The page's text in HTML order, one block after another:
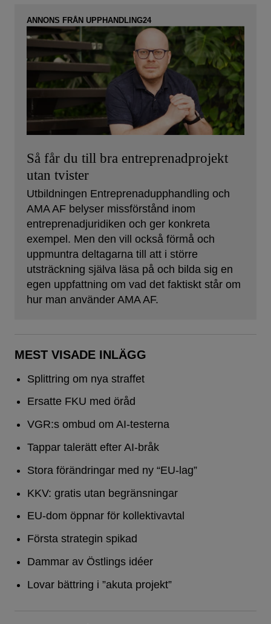
ANNONS FRÅN UPPHANDLING24
Så får du till bra entreprenadprojekt
utan tvister
Utbildningen Entreprenadupphandling och
AMA AF belyser missförstånd inom
entreprenadjuridiken och ger konkreta
exempel. Men den vill också förmå och
uppmuntra deltagarna till att i större
utsträckning själva läsa på och bilda sig en
egen uppfattning om vad det faktiskt står om
hur man använder AMA AF.
MEST VISADE INLÄGG
Splittring om nya straffet
Ersatte FKU med öråd
VGR:s ombud om AI-testerna
Tappar talerätt efter AI-bråk
Stora förändringar med ny “EU-lag”
KKV: gratis utan begränsningar
EU-dom öppnar för kollektivavtal
Första strategin spikad
Dammar av Östlings idéer
Lovar bättring i ”akuta projekt”